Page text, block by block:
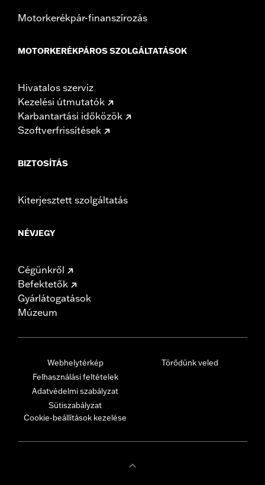
Motorkerékpár-finanszírozás
MOTORKERÉKPÁROS SZOLGÁLTATÁSOK
Hivatalos szerviz
Kezelési útmutatók
Karbantartási időközök
Szoftverfrissítések
BIZTOSÍTÁS
Kiterjesztett szolgáltatás
NÉVJEGY
Cégünkről
Befektetők
Gyárlátogatások
Múzeum
Webhelytérkép
Felhasználási feltételek
Adatvédelmi szabályzat
Sütiszabályzat
Cookie-beállítások kezelése
Törődünk veled